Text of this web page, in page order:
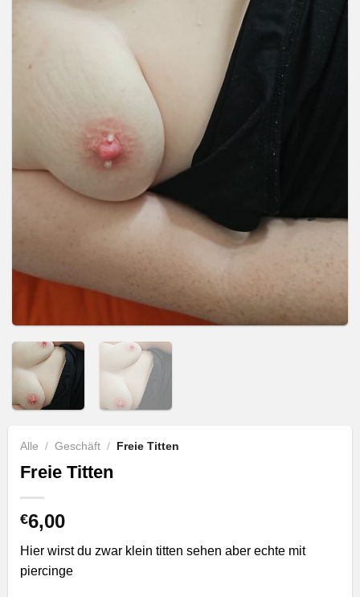
Alle / Geschäft / Freie Titten
Freie Titten
€6,00
Hier wirst du zwar klein titten sehen aber echte mit
piercinge